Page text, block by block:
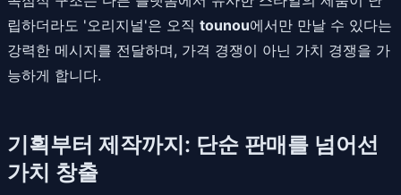
립하더라도 '오리지널'은 오직 tounou에서만 만날 수 있다는
강력한 메시지를 전달하며, 가격 경쟁이 아닌 가치 경쟁을 가
능하게 합니다.
기획부터 제작까지: 단순 판매를 넘어선
가치 창출